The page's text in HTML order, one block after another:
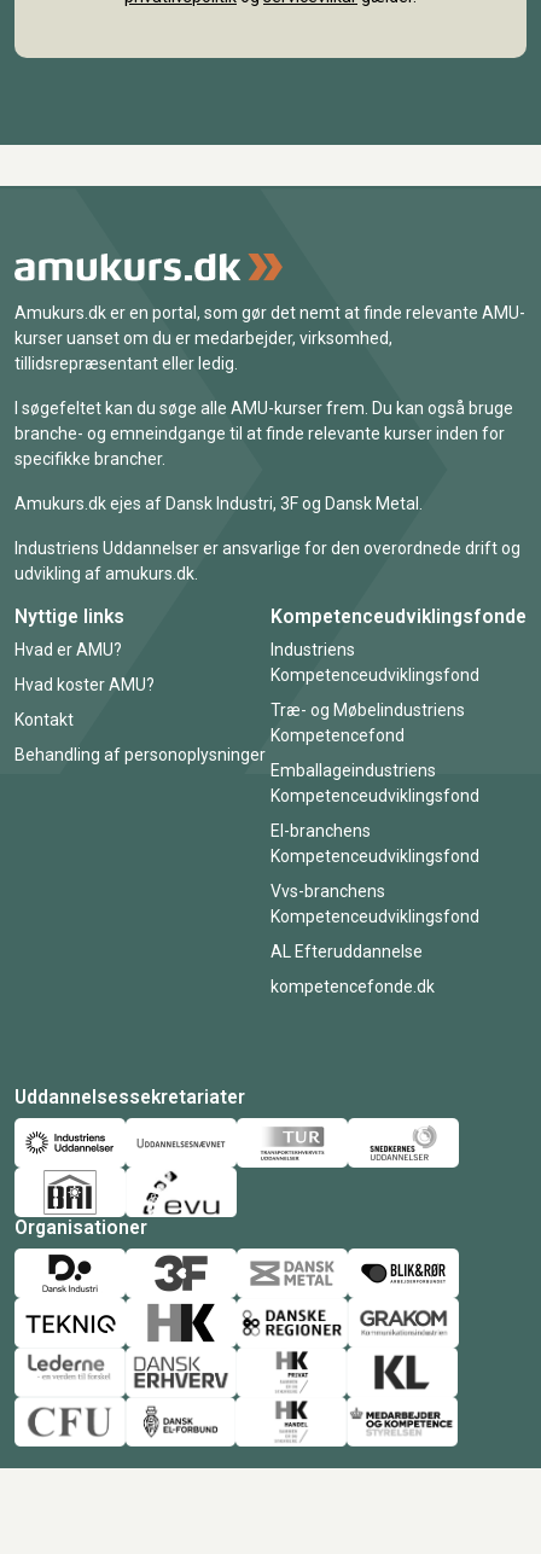
Amukurs.dk er en portal, som gør det nemt at finde relevante AMU-
kurser uanset om du er medarbejder, virksomhed,
tillidsrepræsentant eller ledig.
I søgefeltet kan du søge alle AMU-kurser frem. Du kan også bruge
branche- og emneindgange til at finde relevante kurser inden for
specifikke brancher.
Amukurs.dk ejes af Dansk Industri, 3F og Dansk Metal.
Industriens Uddannelser er ansvarlige for den overordnede drift og
udvikling af amukurs.dk.
Nyttige links
Hvad er AMU?
Hvad koster AMU?
Kontakt
Behandling af personoplysninger
Kompetenceudviklingsfonde
Industriens
Kompetenceudviklingsfond
Træ- og Møbelindustriens
Kompetencefond
Emballageindustriens
Kompetenceudviklingsfond
El-branchens
Kompetenceudviklingsfond
Vvs-branchens
Kompetenceudviklingsfond
AL Efteruddannelse
kompetencefonde.dk
Uddannelsessekretariater
Organisationer